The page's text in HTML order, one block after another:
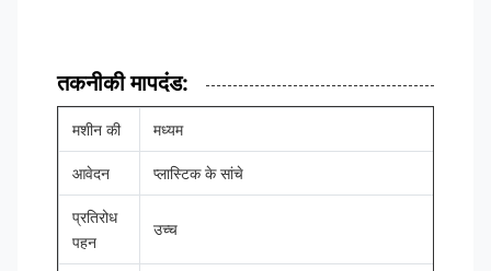
तकनीकी मापदंड:
मशीन की मध्यम
आवेदन प्लास्टिक के सांचे
प्रतिरोध
पहन
उच्च